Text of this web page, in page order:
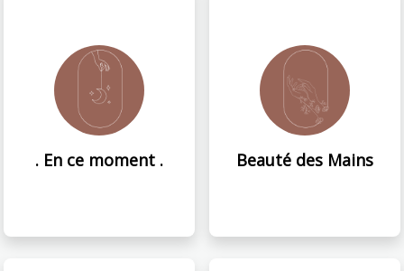
. En ce moment . Beauté des Mains